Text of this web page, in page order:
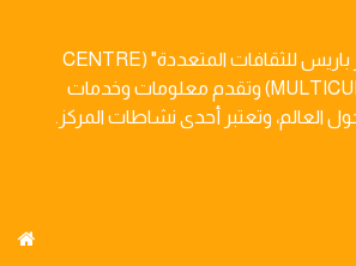
منصة تصدر عن "مركز باريس للثقافات المتعددة" (CENTRE
MULTICULTUREL DE PARIS) وتقدم معلومات وخدمات
العالم، وتعتبر أحدى نشاطات المركز.